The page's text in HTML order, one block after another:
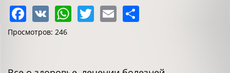
Facebook
VK WhatsApp
Twitter
Email
Просмотров: 246